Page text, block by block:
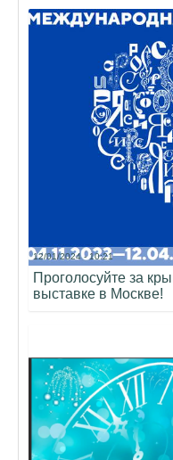
12/01/2024 - 10:21
Проголосуйте за
выставке в Москве!